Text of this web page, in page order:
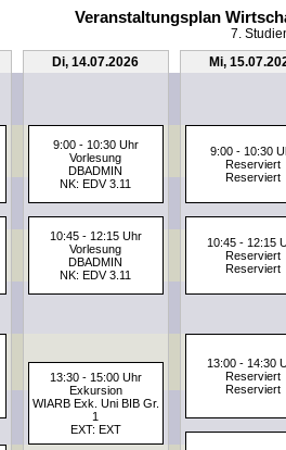
Veranstaltungsplan
7.
Di, 14.07.2026
Mi,
9:00 - 10:30 Uhr
Vorlesung
DBADMIN
NK: EDV 3.11
9:00 - 10:30
Reserviert
Reserviert
10:45 - 12:15 Uhr
Vorlesung
DBADMIN
NK: EDV 3.11
10:45 - 12:15
Reserviert
Reserviert
13:00 - 14:30
Reserviert
Reserviert
13:30 - 15:00 Uhr
Exkursion
WIARB Exk. Uni BIB Gr.
1
EXT: EXT